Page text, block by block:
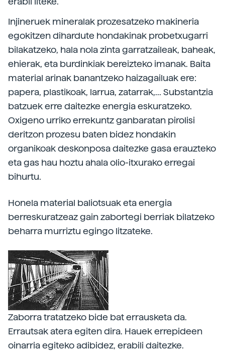
Injineruek mineralak prozesatzeko makineria
egokitzen dihardute hondakinak probetxugarri
bilakatzeko, hala nola zinta garratzaileak, baheak,
ehierak, eta burdinkiak bereizteko imanak. Baita
material arinak banantzeko haizagailuak ere:
papera, plastikoak, larrua, zatarrak,... Substantzia
batzuek erre daitezke energia eskuratzeko.
Oxigeno urriko errekuntz ganbaratan pirolisi
deritzon prozesu baten bidez hondakin
organikoak deskonposa daitezke gasa erauzteko
eta gas hau hoztu ahala olio-itxurako erregai
bihurtu.
Honela material baliotsuak eta energia
berreskuratzeaz gain zabortegi berriak bilatzeko
beharra murriztu egingo litzateke.
Zaborra tratatzeko bide bat errausketa da.
Errautsak atera egiten dira. Hauek errepideen
oinarria egiteko adibidez, erabili daitezke.